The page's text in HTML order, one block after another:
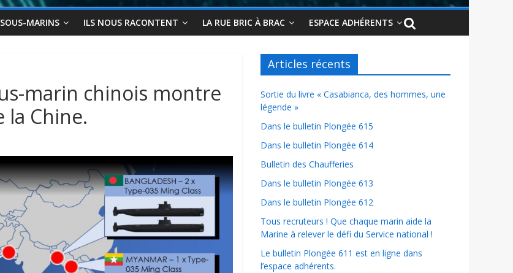
MARINS ILS NOUS RACONTENT LA RUE BRIC À BRAC ESPACE ADHÉRENTS
marin chinois montre
la Chine.
Articles récents
Sortie du livre « Casabianca, des hommes, une
légende »
Dans le bulletin Plongée 615
Dans le bulletin Plongée 614
Bulletin des Chaufferies
Dans le bulletin Plongée 613
Dans le bulletin Plongée 612
Tous recruteurs ! Que chaque marin aide la
Marine à relever le défi du Service national !
Le bulletin Plongée 611 est en ligne dans
l’espace adhérents.